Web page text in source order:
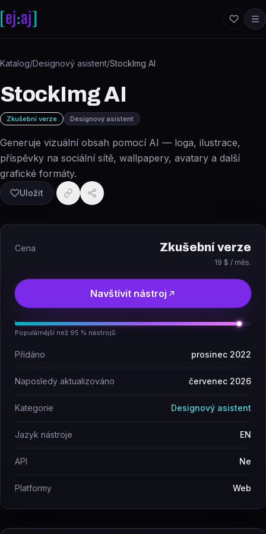
Katalog/Designový asistent/StockImg AI
StockImg AI
Zkušební verze Designový asistent
Generuje vizuální obsah pomocí AI — loga, ilustrace,
příspěvky na sociální sítě, wallpapery, avatary a další
grafické formáty.
Uložit
Cena Zkušební verze
19 $ / měs.
Navštívit nástroj
Populárnější než 95 % nástrojů
Přidáno prosinec 2022
Naposledy aktualizováno červenec 2026
Kategorie Designový asistent
Jazyk nástroje EN
API Ne
Platformy Web